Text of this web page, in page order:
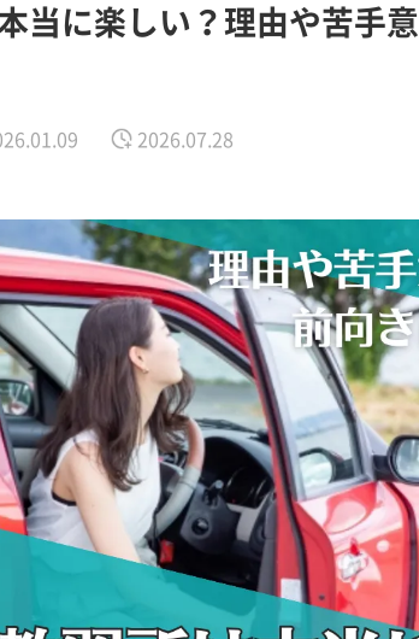
当に楽しい？理由や苦手
2026.07.28